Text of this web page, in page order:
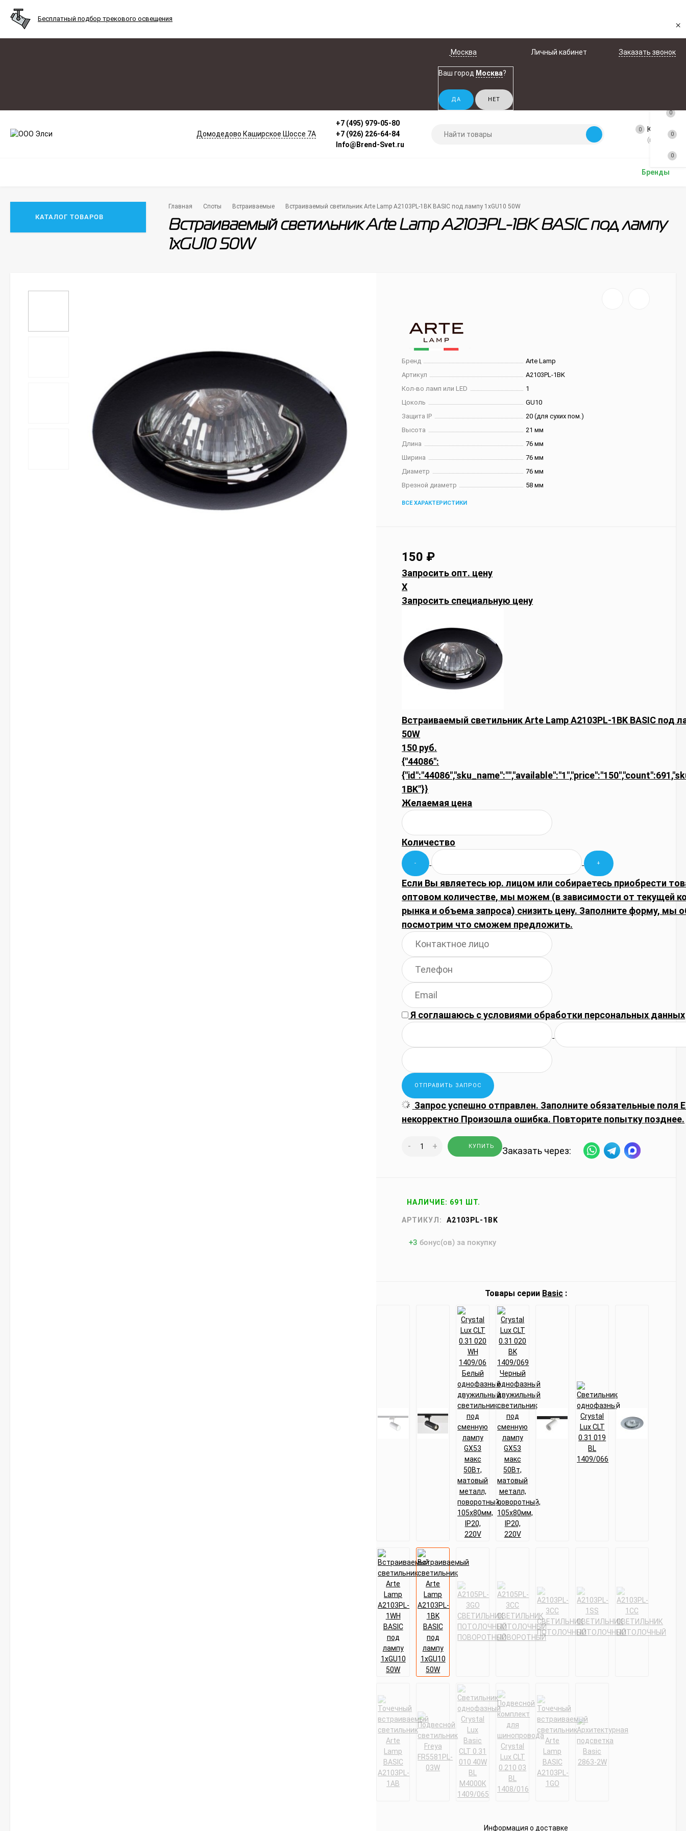
Бесплатный подбор трекового освещения
×
Москва
Ваш город Москва?
Личный кабинет Заказать звонок
Домодедово Каширское Шоссе 7А
+7 (495) 979-05-80
+7 (926) 226-64-84
Info@Brend-Svet.ru
0 Корзина
(пусто)
Бренды
КАТАЛОГ ТОВАРОВ
Главная Споты Встраиваемые Встраиваемый светильник Arte Lamp A2103PL-1BK BASIC под лампу 1xGU10 50W
Встраиваемый светильник Arte Lamp A2103PL-1BK BASIC под лампу
1xGU10 50W
Бренд
Arte Lamp
Артикул
A2103PL-1BK
Кол-во ламп или LED
1
Цоколь
GU10
Защита IP
20 (для сухих пом.)
Высота
21 мм
Длина
76 мм
Ширина
76 мм
Диаметр
76 мм
Врезной диаметр
58 мм
ВСЕ ХАРАКТЕРИСТИКИ
150 ₽
Запросить опт. цену
X
Запросить специальную цену
Встраиваемый светильник Arte Lamp A2103PL-1BK BASIC под
50W
150 руб.
{"44086":
1BK"}}
Желаемая цена
Количество
Если Вы являетесь юр. лицом или собираетесь приобрести
оптовом количестве, мы можем (в зависимости от текущей
рынка и объема запроса) снизить цену. Заполните форму, мы
посмотрим что сможем предложить.
Я соглашаюсь сусловиями обработки персональных данных
Запрос успешно отправлен. Заполните обязательные поля
некорректно Произошла ошибка. Повторите попытку позднее.
- + КУПИТЬ Заказать через:
НАЛИЧИЕ: 691 ШТ.
АРТИКУЛ: A2103PL-1BK
+3 бонус(ов) за покупку
Товары серии Basic :
Информация о доставке
0
0
0